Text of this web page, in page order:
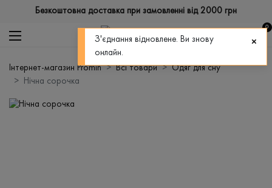
Безкоштовна доставка при замовленні від 2000 грн
0
Інтернет-магазин Promin Всі товари
Одяг для сну
Нічна сорочка
З'єднання відновлене. Ви знову
онлайн.